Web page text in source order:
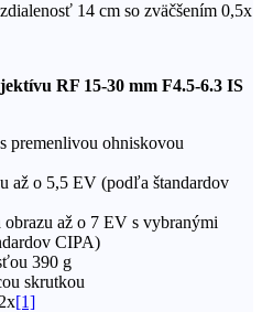
14 cm so zväčšením 0,5x
RF 15-30 mm F4.5-6.3 IS
premenlivou ohniskovou
až o 5,5 EV (podľa štandardov
až o 7 EV s vybranými
CIPA)
390 g
skrutkou
[1]